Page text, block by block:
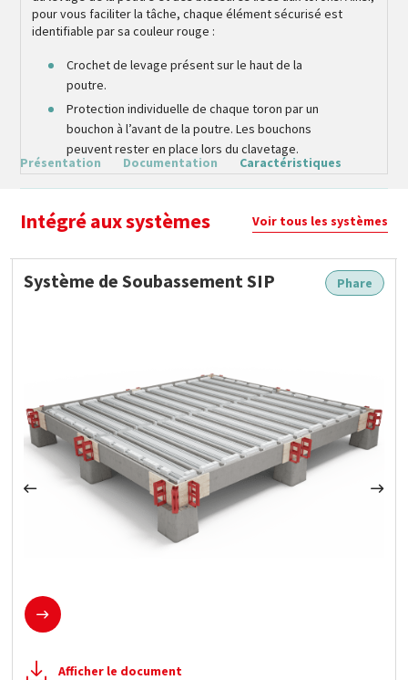
Présentation Documentation Caractéristiques
pour vous faciliter la tâche, chaque élément sécurisé est
identifiable par sa couleur rouge :
Crochet de levage présent sur le haut de la
poutre.
Protection individuelle de chaque toron par un
bouchon à l’avant de la poutre. Les bouchons
peuvent rester en place lors du clavetage.
Intégré aux systèmes Voir tous les systèmes
Phare
Système de Soubassement SIP
En savoir plus
Afficher le document